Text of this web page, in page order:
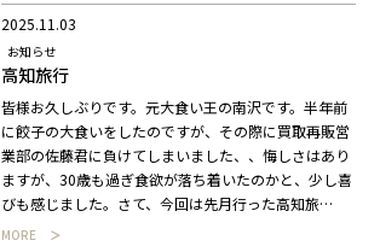
高知旅行
2025.11.03
お知らせ
皆様お久しぶりです。元大食い王の南沢です。半年前
に餃子の大食いをしたのですが、その際に買取再販営
業部の佐藤君に負けてしまいました、、悔しさはあり
ますが、30歳も過ぎ食欲が落ち着いたのかと、少し喜
びも感じました。さて、今回は先月行った高知旅…
MORE